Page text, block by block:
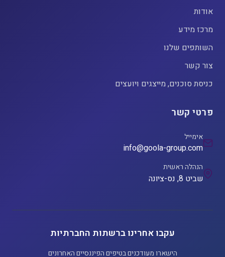
אודות
מרכז מידע
השותפים שלנו
צור קשר
כניסת סוכנים, מייצגים ויועצים
פרטי קשר
אימייל
info@goola-group.com
הנהלה ראשית
שביט 8, נס-ציונה
עקבו אחרינו ברשתות החברתיות
הישארו מעודכנים בטיפים הפיננסיים האחרונים